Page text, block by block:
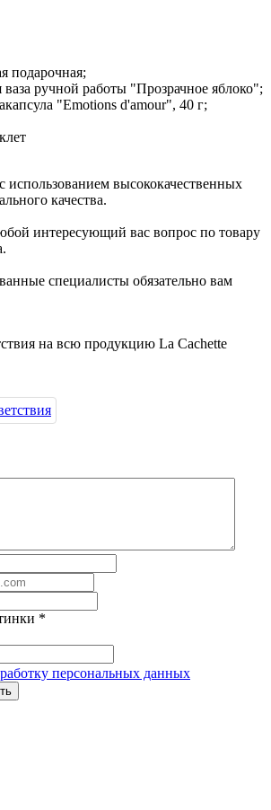
подарочная;
ручной работы "Прозрачное яблоко";
"Emotions d'amour", 40 г;
использованием высококачественных
качества.
интересующий вас вопрос по товару
специалисты обязательно вам
на всю продукцию La Cachette
*
персональных данных